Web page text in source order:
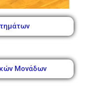
Μονάδων